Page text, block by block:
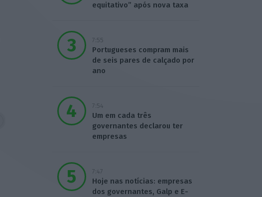
equitativo” após nova taxa
7:55
Portugueses compram mais
de seis pares de calçado por
ano
7:54
Um em cada três
governantes declarou ter
empresas
7:47
Hoje nas notícias: empresas
dos governantes, Galp e E-